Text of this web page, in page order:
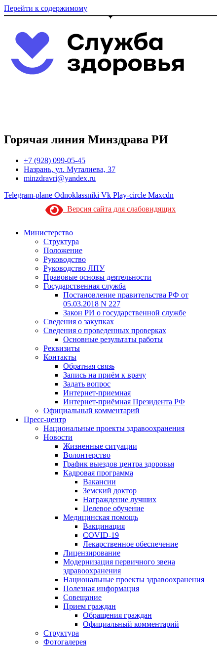
Перейти к содержимому
Горячая линия Минздрава РИ
+7 (928) 099-05-45
Назрань, ул. Муталиева, 37
minzdravri@yandex.ru
Telegram-plane Odnoklassniki Vk Play-circle Maxcdn
Версия сайта для слабовидящих
Министерство
Структура
Положение
Руководство
Руководство ЛПУ
Правовые основы деятельности
Государственная служба
Постановление правительства РФ от
05.03.2018 N 227
Закон РИ о государственной службе
Сведения о закупках
Сведения о проведенных проверках
Основные результаты работы
Реквизиты
Контакты
Обратная связь
Запись на приём к врачу
Задать вопрос
Интернет-приемная
Интернет-приёмная Президента РФ
Официальный комментарий
Пресс-центр
Национальные проекты здравоохранения
Новости
Жизненные ситуации
Волонтерство
График выездов центра здоровья
Кадровая программа
Вакансии
Земский доктор
Награждение лучших
Целевое обучение
Медицинская помощь
Вакцинация
COVID-19
Лекарственное обеспечение
Лицензирование
Модернизация первичного звена
здравоохранения
Национальные проекты здравоохранения
Полезная информация
Совещание
Прием граждан
Обращения граждан
Официальный комментарий
Структура
Фотогалерея